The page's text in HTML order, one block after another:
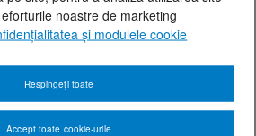
noastre de marketing
și modulele cookie
Respingeți toate
Accept toate cookie-urile